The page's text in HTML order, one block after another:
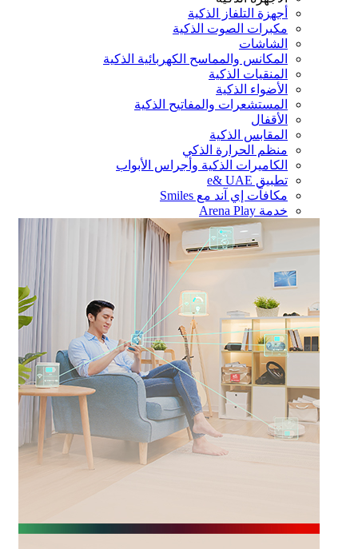
أجهزة التلفاز الذكية
مكبرات الصوت الذكية
الشاشات
المكانس والمماسح الكهربائية الذكية
المنقيات الذكية
الأضواء الذكية
المستشعرات والمفاتيح الذكية
الأقفال
المقابس الذكية
منظم الحرارة الذكي
الكاميرات الذكية وأجراس الأبواب
تطبيق e& UAE
مكافآت إي آند مع Smiles